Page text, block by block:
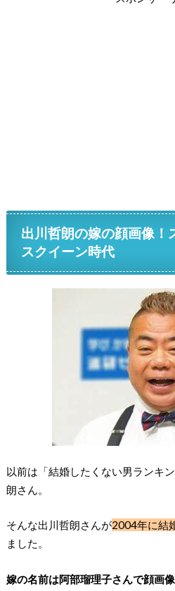
出川哲朗の嫁の顔画像！
スクイーン時代
以前は「結婚したくない男ランキ
朗さん。
そんな出川哲朗さんが2004年に結
ました。
嫁の名前は阿部瑠理子さんで顔画